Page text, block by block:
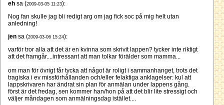
eh sa (2009-03-05 11:23):
Nog fan skulle jag bli redigt arg om jag fick soc på mig helt utan
anledning!
jen sa (2009-03-06 15:24):
varför tror alla att det är en kvinna som skrivit lappen? tycker inte riktigt
att det framgår....intressant att man tolkar förälder som mamma...
om man för övrigt får tycka att något är roligt i sammanhanget, trots det
tragiska i ev missförhållanden och/eller felaktiga anklagelser: kul att
lappskrivaren har ändrat sin plan för anmälan under lappens gång.
först är det fredag, sen kommer han/hon på att det blir lite stressigt och
väljer måndagen som anmälningsdag istället....